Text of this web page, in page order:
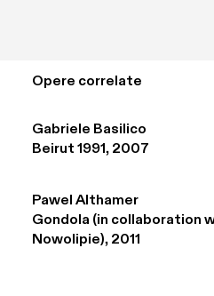
Opere correlate
Gabriele Basilico
Beirut 1991, 2007
Pawel Althamer
Gondola (in collaboration
Nowolipie), 2011